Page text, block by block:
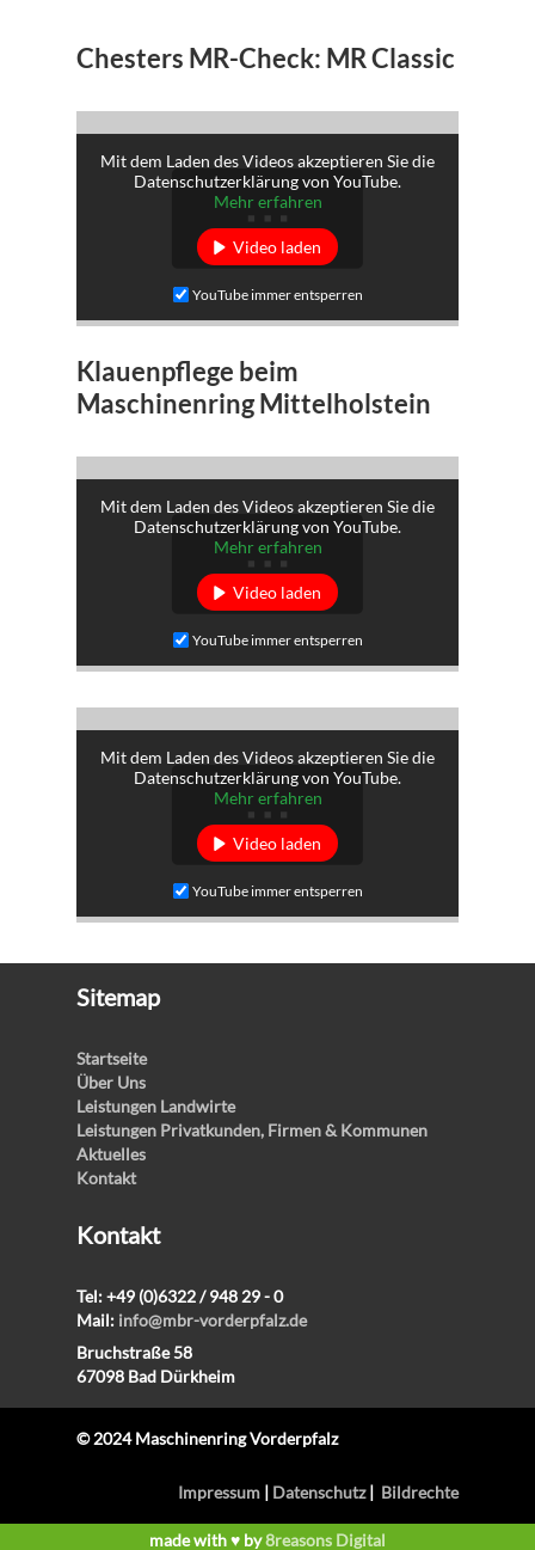
Chesters MR-Check: MR Classic
Mit dem Laden des Videos akzeptieren Sie die
Datenschutzerklärung von YouTube.
Mehr erfahren
Video laden
YouTube immer entsperren
Klauenpflege beim
Maschinenring Mittelholstein
Mit dem Laden des Videos akzeptieren Sie die
Datenschutzerklärung von YouTube.
Mehr erfahren
Video laden
YouTube immer entsperren
Mit dem Laden des Videos akzeptieren Sie die
Datenschutzerklärung von YouTube.
Mehr erfahren
Video laden
YouTube immer entsperren
Sitemap
Startseite
Über Uns
Leistungen Landwirte
Leistungen Privatkunden, Firmen & Kommunen
Aktuelles
Kontakt
Kontakt
Tel: +49 (0)6322 / 948 29 - 0
Mail: info@mbr-vorderpfalz.de
Bruchstraße 58
67098 Bad Dürkheim
© 2024 Maschinenring Vorderpfalz
Impressum | Datenschutz| Bildrechte
made with ♥ by8reasons Digital